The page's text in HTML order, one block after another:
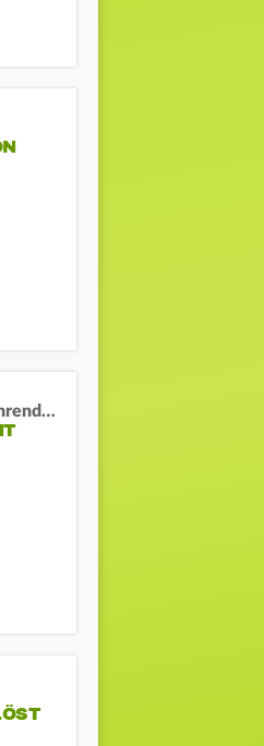
BaWü: Mann springt vor fahrendes Auto und schießt